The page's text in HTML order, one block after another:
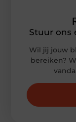
Stuur ons
Wil jij jouw
bereiken?